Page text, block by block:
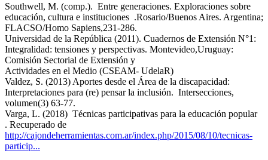
Southwell, M. (comp.). ​ Entre generaciones. Exploraciones sobre
educación, cultura e instituciones ​ .Rosario/Buenos Aires. Argentina;
FLACSO/Homo Sapiens,231-286.
Universidad de la República (2011). Cuadernos de Extensión N°1:
Integralidad: tensiones y perspectivas. Montevideo,Uruguay:
Comisión Sectorial de Extensión y
Actividades en el Medio (CSEAM- UdelaR)
Valdez, S. (2013) Aportes desde el Área de la discapacidad:
Interpretaciones para (re) pensar la inclusión. ​ Intersecciones,
volumen(3) 63-77.
Varga, L. (2018) ​ Técnicas participativas para la educación popular ​
. Recuperado de
http://cajondeherramientas.com.ar/index.php/2015/08/10/tecnicas-
particip...